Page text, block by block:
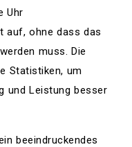
Uhr
auf, ohne dass das
muss. Die
Statistiken, um
und Leistung besser
beeindruckendes